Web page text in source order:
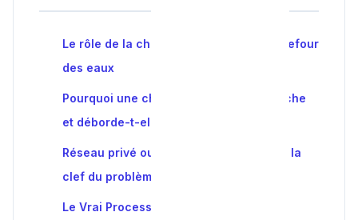
Le rôle de la chambre de visite : Le carrefour
des eaux
Pourquoi une chambre de visite se bouche
et déborde-t-elle ?
Réseau privé ou communal : Qui détient la
clef du problème ?
Le Vrai Processus Pro de Débouchage :